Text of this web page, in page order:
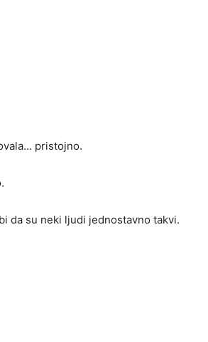
pristojno.
da su neki ljudi jednostavno takvi.